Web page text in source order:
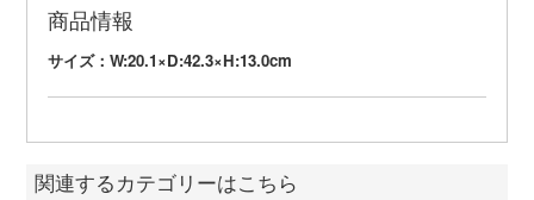
商品情報
サイズ：W:20.1×D:42.3×H:13.0cm
関連するカテゴリーはこちら